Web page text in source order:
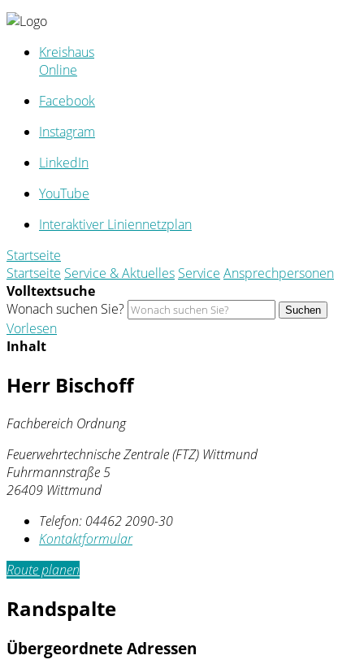
Kreishaus
Online
Facebook
Instagram
LinkedIn
YouTube
Interaktiver Liniennetzplan
Startseite
Startseite Service & Aktuelles Service Ansprechpersonen
Volltextsuche
Wonach suchen Sie?
Suchen
Vorlesen
Inhalt
Herr Bischoff
Fachbereich Ordnung
Feuerwehrtechnische Zentrale (FTZ) Wittmund
Fuhrmannstraße 5
26409 Wittmund
Telefon: 04462 2090-30
Kontaktformular
Route planen
Randspalte
Übergeordnete Adressen